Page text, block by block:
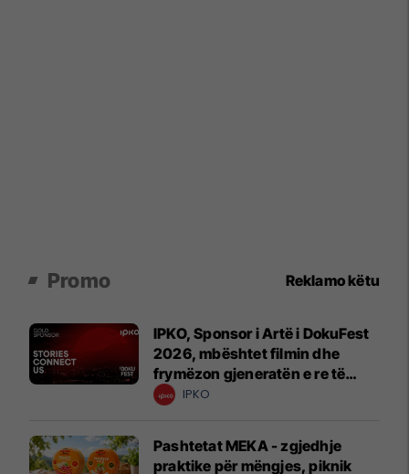
Promo Reklamo këtu
IPKO, Sponsor i Artë i DokuFest
2026, mbështet filmin dhe
frymëzon gjeneratën e re të
krijuesve
IPKO
Pashtetat MEKA - zgjedhje
praktike për mëngjes, piknik